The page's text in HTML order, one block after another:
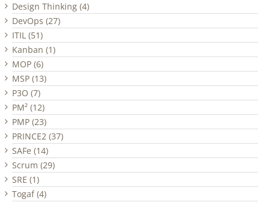
Design Thinking (4)
DevOps (27)
ITIL (51)
Kanban (1)
MOP (6)
MSP (13)
P3O (7)
PM² (12)
PMP (23)
PRINCE2 (37)
SAFe (14)
Scrum (29)
SRE (1)
Togaf (4)